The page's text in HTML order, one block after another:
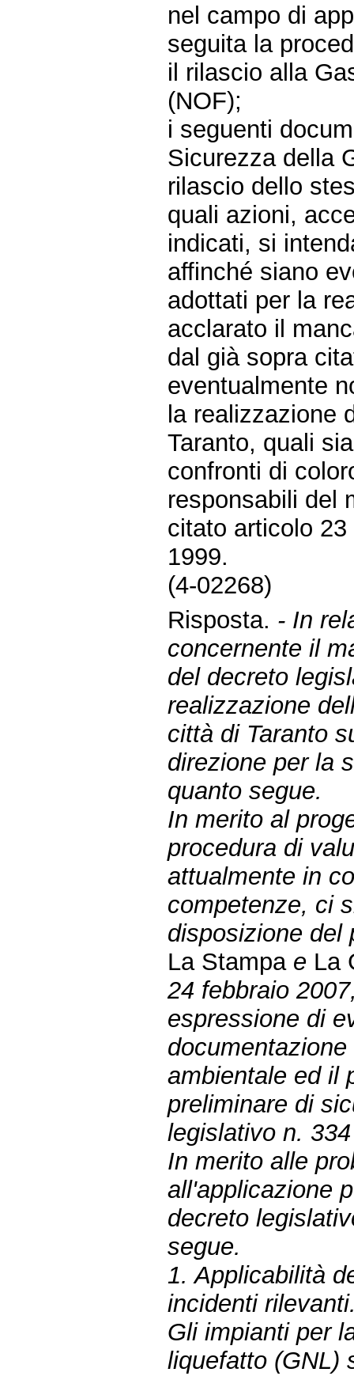
nel campo di
seguita la
il rilascio alla
(NOF);
i seguenti
Sicurezza della
rilascio dello
quali azioni,
indicati, si
affinché siano
adottati per la
acclarato il
dal già sopra
eventualmente
la realizzazione
Taranto, quali
confronti di
responsabili del
citato articolo
1999.
(4-02268)
Risposta. - In
concernente il
del decreto
realizzazione
città di Taranto
direzione per la
quanto segue.
In merito al
procedura di
attualmente in
competenze, ci
disposizione del
La Stampa e La
24 febbraio
espressione di
ambientale ed il
preliminare di
legislativo n.
In merito alle
all'applicazione
decreto
segue.
1. Applicabilità
incidenti
Gli impianti per
liquefatto (GNL)